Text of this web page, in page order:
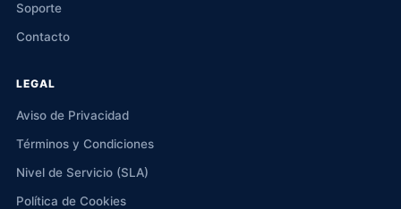
Soporte
Contacto
LEGAL
Aviso de Privacidad
Términos y Condiciones
Nivel de Servicio (SLA)
Política de Cookies